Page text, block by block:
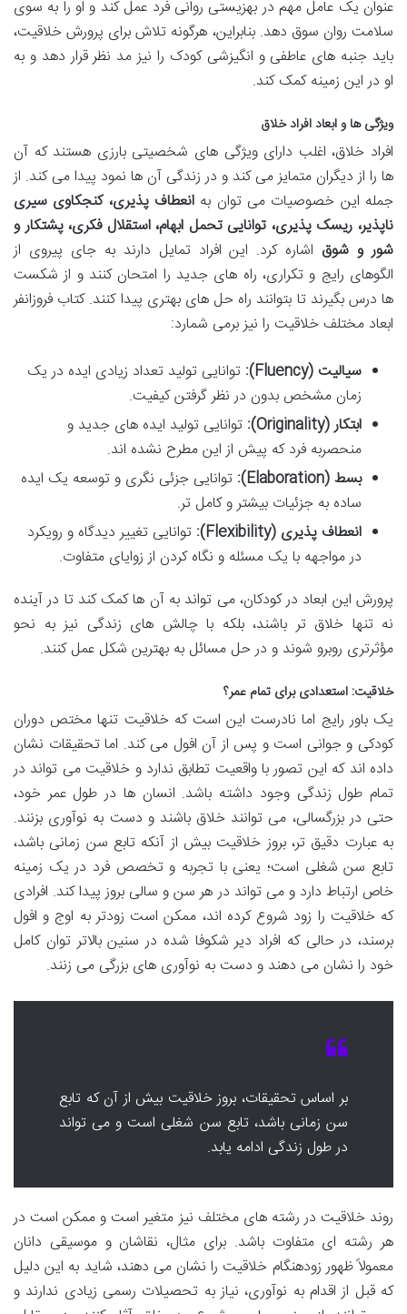
عنوان یک عامل مهم در بهزیستی روانی فرد عمل کند و او را به سوی
سلامت روان سوق دهد. بنابراین، هرگونه تلاش برای پرورش خلاقیت،
باید جنبه های عاطفی و انگیزشی کودک را نیز مد نظر قرار دهد و به
او در این زمینه کمک کند.
ویژگی ها و ابعاد افراد خلاق
افراد خلاق، اغلب دارای ویژگی های شخصیتی بارزی هستند که آن
ها را از دیگران متمایز می کند و در زندگی آن ها نمود پیدا می کند. از
جمله این خصوصیات می توان به انعطاف پذیری، کنجکاوی سیری
ناپذیر، ریسک پذیری، توانایی تحمل ابهام، استقلال فکری، پشتکار و
شور و شوق اشاره کرد. این افراد تمایل دارند به جای پیروی از
الگوهای رایج و تکراری، راه های جدید را امتحان کنند و از شکست
ها درس بگیرند تا بتوانند راه حل های بهتری پیدا کنند. کتاب فروزانفر
ابعاد مختلف خلاقیت را نیز برمی شمارد:
سیالیت (Fluency):
توانایی تولید تعداد زیادی ایده در یک
زمان مشخص بدون در نظر گرفتن کیفیت.
ابتکار (Originality):
توانایی تولید ایده های جدید و
منحصربه فرد که پیش از این مطرح نشده اند.
بسط (Elaboration):
توانایی جزئی نگری و توسعه یک ایده
ساده به جزئیات بیشتر و کامل تر.
انعطاف پذیری (Flexibility):
توانایی تغییر دیدگاه و رویکرد
در مواجهه با یک مسئله و نگاه کردن از زوایای متفاوت.
پرورش این ابعاد در کودکان، می تواند به آن ها کمک کند تا در آینده
نه تنها خلاق تر باشند، بلکه با چالش های زندگی نیز به نحو
مؤثرتری روبرو شوند و در حل مسائل به بهترین شکل عمل کنند.
خلاقیت: استعدادی برای تمام عمر؟
یک باور رایج اما نادرست این است که خلاقیت تنها مختص دوران
کودکی و جوانی است و پس از آن افول می کند. اما تحقیقات نشان
داده اند که این تصور با واقعیت تطابق ندارد و خلاقیت می تواند در
تمام طول زندگی وجود داشته باشد. انسان ها در طول عمر خود،
حتی در بزرگسالی، می توانند خلاق باشند و دست به نوآوری بزنند.
به عبارت دقیق تر، بروز خلاقیت بیش از آنکه تابع سن زمانی باشد،
تابع سن شغلی است؛ یعنی با تجربه و تخصص فرد در یک زمینه
خاص ارتباط دارد و می تواند در هر سن و سالی بروز پیدا کند. افرادی
که خلاقیت را زود شروع کرده اند، ممکن است زودتر به اوج و افول
برسند، در حالی که افراد دیر شکوفا شده در سنین بالاتر توان کامل
خود را نشان می دهند و دست به نوآوری های بزرگی می زنند.
بر اساس تحقیقات، بروز خلاقیت بیش از آن که تابع
سن زمانی باشد، تابع سن شغلی است و می تواند
در طول زندگی ادامه یابد.
روند خلاقیت در رشته های مختلف نیز متغیر است و ممکن است در
هر رشته ای متفاوت باشد. برای مثال، نقاشان و موسیقی دانان
معمولاً ظهور زودهنگام خلاقیت را نشان می دهند، شاید به این دلیل
که قبل از اقدام به نوآوری، نیاز به تحصیلات رسمی زیادی ندارند و